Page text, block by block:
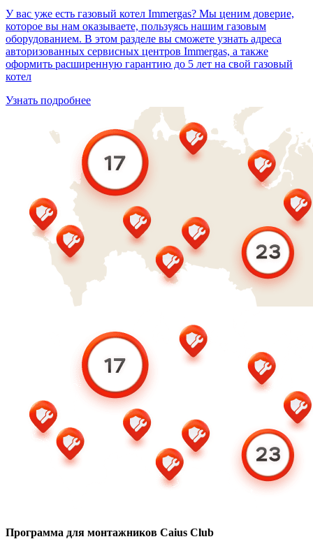
У вас уже есть газовый котел Immergas? Мы ценим доверие,
которое вы нам оказываете, пользуясь нашим газовым
оборудованием. В этом разделе вы сможете узнать адреса
авторизованных сервисных центров Immergas, а также
оформить расширенную гарантию до 5 лет на свой газовый
котел
Узнать подробнее
Программа для монтажников Caius Club